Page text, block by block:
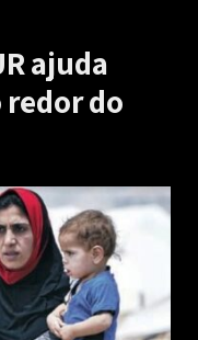
ajuda
redor do